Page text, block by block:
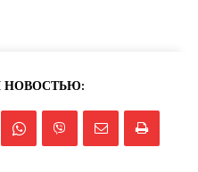
НОВОСТЬЮ: